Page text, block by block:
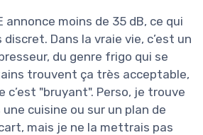
annonce moins de 35 dB, ce qui
Dans la vraie vie, c’est un
du genre frigo qui se
trouvent ça très acceptable,
c’est "bruyant". Perso, je trouve
cuisine ou sur un plan de
mais je ne la mettrais pas